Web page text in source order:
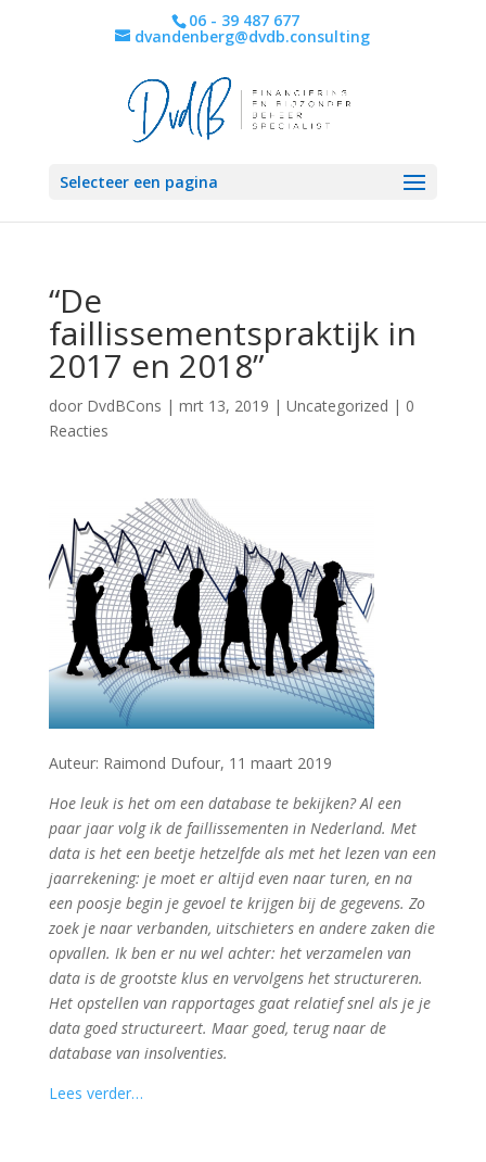
06 - 39 487 677
dvandenberg@dvdb.consulting
Selecteer een pagina
“De
faillissementspraktijk in
2017 en 2018”
door DvdBCons | mrt 13, 2019 | Uncategorized | 0
Reacties
Auteur: Raimond Dufour, 11 maart 2019
Hoe leuk is het om een database te bekijken? Al een
paar jaar volg ik de faillissementen in Nederland. Met
data is het een beetje hetzelfde als met het lezen van een
jaarrekening: je moet er altijd even naar turen, en na
een poosje begin je gevoel te krijgen bij de gegevens. Zo
zoek je naar verbanden, uitschieters en andere zaken die
opvallen. Ik ben er nu wel achter: het verzamelen van
data is de grootste klus en vervolgens het structureren.
Het opstellen van rapportages gaat relatief snel als je je
data goed structureert. Maar goed, terug naar de
database van insolventies.
Lees verder…